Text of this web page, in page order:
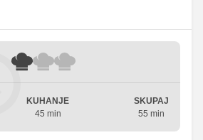
KUHANJE
45 min
SKUPAJ
55 min